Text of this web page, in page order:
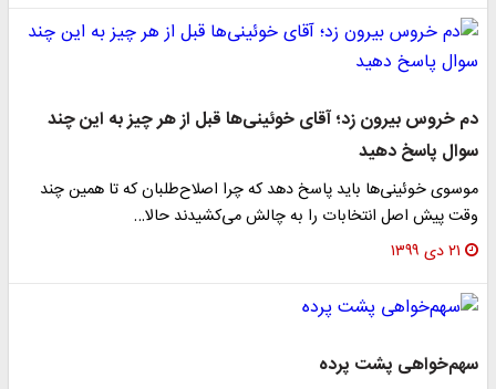
دم خروس بیرون زد؛ آقای خوئینی‌ها قبل از هر چیز به این چند
سوال پاسخ دهید
موسوی خوئینی‌ها باید پاسخ دهد که چرا اصلاح‌طلبان که تا همین چند
وقت پیش اصل انتخابات را به چالش می‌کشیدند حالا…
۲۱ دی ۱۳۹۹
سهم‌خواهی پشت پرده